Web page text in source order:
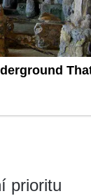
prioritu